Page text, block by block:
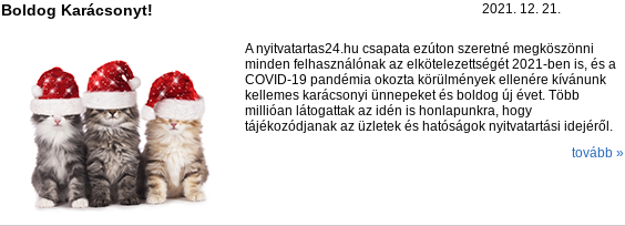
Boldog Karácsonyt! 2021. 12. 21.
A nyitvatartas24.hu csapata ezúton szeretné megköszönni
minden felhasználónak az elkötelezettségét 2021-ben is, és a
COVID-19 pandémia okozta körülmények ellenére kívánunk
kellemes karácsonyi ünnepeket és boldog új évet. Több
millióan látogattak az idén is honlapunkra, hogy
tájékozódjanak az üzletek és hatóságok nyitvatartási idejéről.
tovább »